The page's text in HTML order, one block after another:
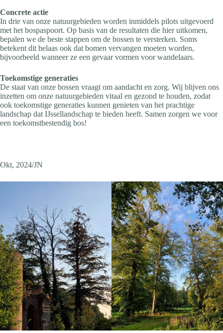
Concrete actie
In drie van onze natuurgebieden worden inmiddels pilots uitgevoerd
met het bospaspoort. Op basis van de resultaten die hier uitkomen,
bepalen we de beste stappen om de bossen te versterken. Soms
betekent dit helaas ook dat bomen vervangen moeten worden,
bijvoorbeeld wanneer ze een gevaar vormen voor wandelaars.
Toekomstige generaties
De staat van onze bossen vraagt om aandacht en zorg. Wij blijven ons
inzetten om onze natuurgebieden vitaal en gezond te houden, zodat
ook toekomstige generaties kunnen genieten van het prachtige
landschap dat IJssellandschap te bieden heeft. Samen zorgen we voor
een toekomstbestendig bos!
Okt, 2024/JN